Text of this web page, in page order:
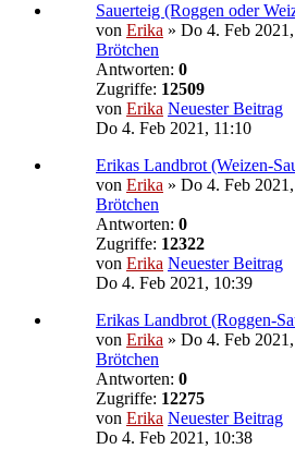
Sauerteig (Roggen oder
von Erika » Do 4. Feb
Brötchen
Antworten: 0
Zugriffe: 12509
von Erika Neuester Beitrag
Do 4. Feb 2021, 11:10
Erikas Landbrot (Weizen-
von Erika » Do 4. Feb
Brötchen
Antworten: 0
Zugriffe: 12322
von Erika Neuester Beitrag
Do 4. Feb 2021, 10:39
Erikas Landbrot (Roggen-
von Erika » Do 4. Feb
Brötchen
Antworten: 0
Zugriffe: 12275
von Erika Neuester Beitrag
Do 4. Feb 2021, 10:38